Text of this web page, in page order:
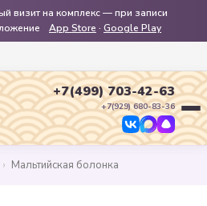
визит на комплекс — при записи
App Store · Google Play
+7(499) 703-42-63
+7(929) 680-83-36
› Мальтийская болонка